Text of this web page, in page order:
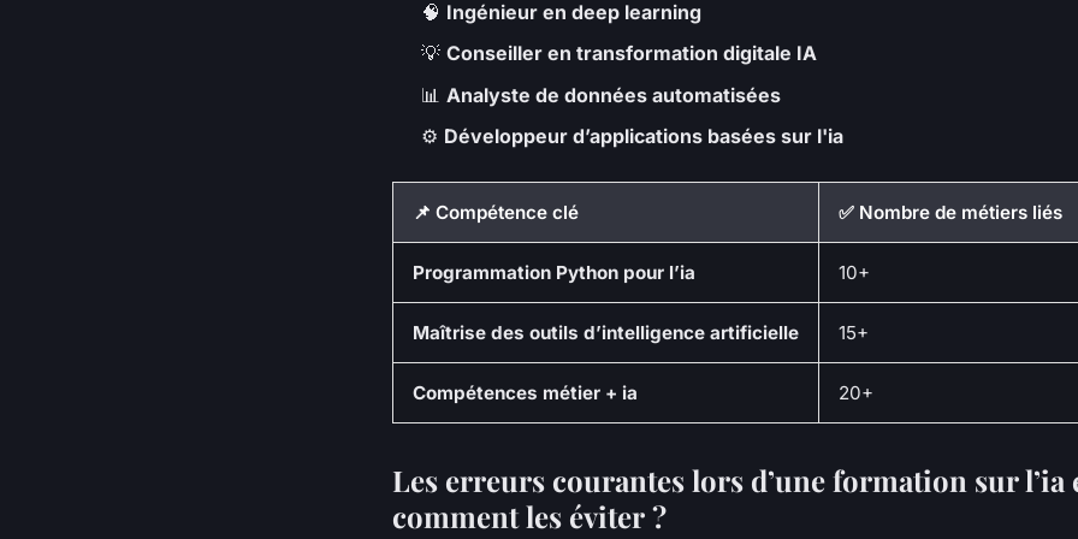
🧠 Ingénieur en deep learning
💡 Conseiller en transformation digitale IA
📊 Analyste de données automatisées
⚙️ Développeur d’applications basées sur l'ia
📌 Compétence clé ✅ Nombre de métiers liés
Programmation Python pour l’ia 10+
Maîtrise des outils d’intelligence artificielle 15+
Compétences métier + ia 20+
Les erreurs courantes lors d’une formation sur l’ia
comment les éviter ?